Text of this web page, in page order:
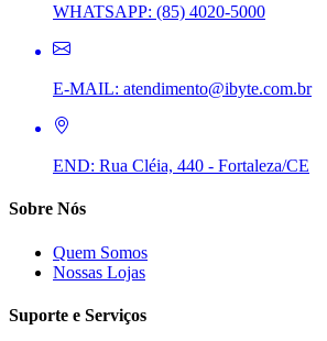
WHATSAPP: (85) 4020-5000
E-MAIL: atendimento@ibyte.com.br
END: Rua Cléia, 440 - Fortaleza/CE
Sobre Nós
Quem Somos
Nossas Lojas
Suporte e Serviços